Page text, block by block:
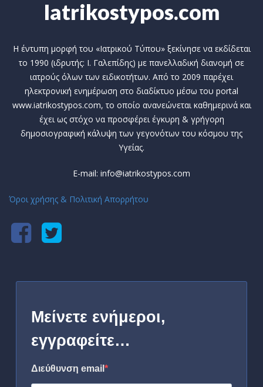
Iatrikostypos.com
Η έντυπη μορφή του «Ιατρικού Τύπου» ξεκίνησε να εκδίδεται
το 1990 (ιδρυτής: Ι. Γαλεπίδης) με πανελλαδική διανομή σε
ιατρούς όλων των ειδικοτήτων. Από το 2009 παρέχει
ηλεκτρονική ενημέρωση στο διαδίκτυο μέσω του portal
www.iatrikostypos.com, το οποίο ανανεώνεται καθημερινά και
έχει ως στόχο να προσφέρει έγκυρη & γρήγορη
δημοσιογραφική κάλυψη των γεγονότων του κόσμου της
Υγείας.
E-mail: info@iatrikostypos.com
Όροι χρήσης & Πολιτική Απορρήτου
Μείνετε ενήμεροι,
εγγραφείτε…
Διεύθυνση email